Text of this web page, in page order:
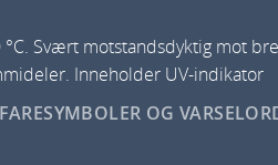
Svært motstandsdyktig mot
Inneholder UV-indikator
FARESYMBOLER OG